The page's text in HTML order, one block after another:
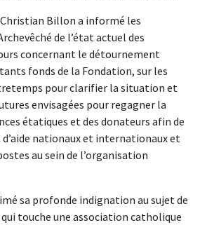
Billon a informé les
de l’état actuel des
concernant le détournement
fonds de la Fondation, sur les
pour clarifier la situation et
envisagées pour regagner la
étatiques et des donateurs afin de
nationaux et internationaux et
au sein de l’organisation
sa profonde indignation au sujet de
touche une association catholique